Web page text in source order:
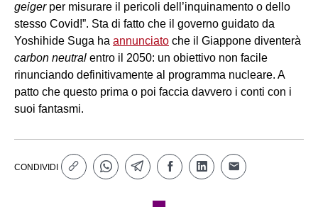
geigerper misurare il pericoli dell’inquinamento o dello
stesso Covid!”. Sta di fatto che il governo guidato da
Yoshihide Suga ha annunciato che il Giappone diventerà
carbon neutral entro il 2050: un obiettivo non facile
rinunciando definitivamente al programma nucleare. A
patto che questo prima o poi faccia davvero i conti con i
suoi fantasmi.
CONDIVIDI